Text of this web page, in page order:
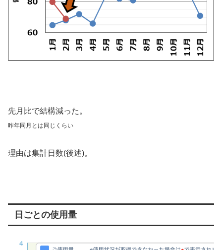
先月比で結構減った。
昨年同月とは同じくらい
理由は集計日数(後述)。
日ごとの使用量